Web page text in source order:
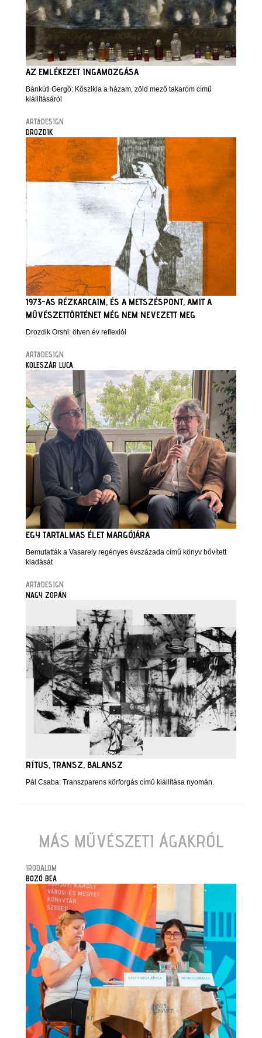
AZ EMLÉKEZET INGAMOZGÁSA
Bánkúti Gergő: Kőszikla a házam, zöld mező takaróm című
kiállításáról
ART&DESIGN
DROZDIK
1973-AS RÉZKARCAIM, ÉS A METSZÉSPONT, AMIT A
MŰVÉSZETTÖRTÉNET MÉG NEM NEVEZETT MEG
Drozdik Orshi: ötven év reflexiói
ART&DESIGN
KOLESZÁR LUCA
EGY TARTALMAS ÉLET MARGÓJÁRA
Bemutatták a Vasarely regényes évszázada című könyv bővített
kiadását
ART&DESIGN
NAGY ZOPÁN
RÍTUS, TRANSZ, BALANSZ
Pál Csaba: Transzparens körforgás című kiállítása nyomán.
MÁS MŰVÉSZETI ÁGAKRÓL
IRODALOM
BOZÓ BEA